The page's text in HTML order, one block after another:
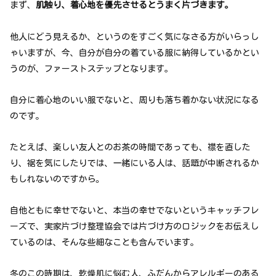
まず、 肌触り、着心地を優先させるとうまく片づきます。
他人にどう見えるか、というのをすごく気になさる方がいらっし
ゃいますが、今、自分が自分の着ている服に納得しているかとい
うのが、ファーストステップとなります。
自分に着心地のいい服でないと、周りも落ち着かない状況になる
のです。
たとえば、楽しい友人とのお茶の時間であっても、襟を直した
り、裾を気にしたりでは、一緒にいる人は、話題が中断されるか
もしれないのですから。
自他ともに幸せでないと、本当の幸せでないというキャッチフレ
ーズで、実家片づけ整理協会では片づけ方のロジックをお伝えし
ているのは、そんな些細なことも含んでいます。
冬のこの時期は、乾燥肌に悩む人、ふだんからアレルギーのある